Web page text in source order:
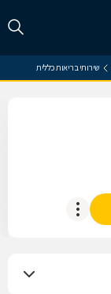
שירותי בריאות כללית